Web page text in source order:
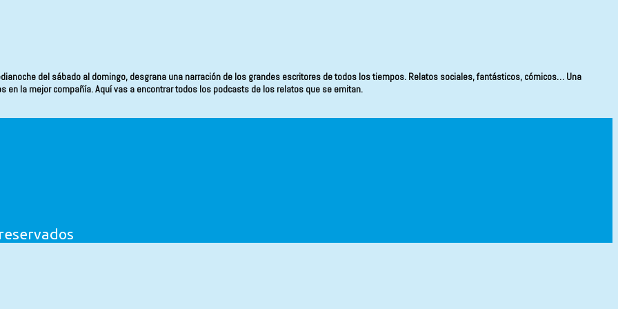
del sábado al domingo, desgrana una narración de los grandes escritores de todos los tiempos. Relatos sociales, fantásticos, cómicos… Una
la mejor compañía. Aquí vas a encontrar todos los podcasts de los relatos que se emitan.